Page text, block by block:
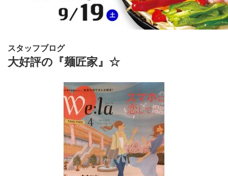
スタッフブログ
大好評の『麺匠家』☆